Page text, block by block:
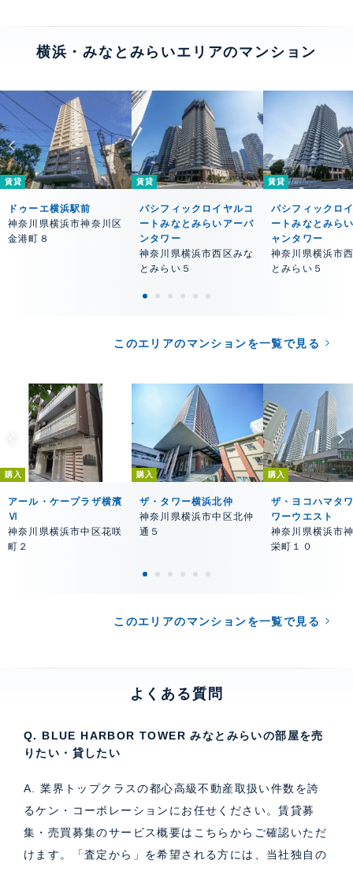
横浜・みなとみらいエリアのマンション
賃貸
ドゥーエ横浜駅前
神奈川県横浜市神奈川区
金港町８
賃貸
パシフィックロイヤルコ
ートみなとみらいアーバ
ンタワー
神奈川県横浜市西区みな
とみらい５
賃貸
パシフィックロ
ートみなとみら
ャンタワー
神奈川県横浜市
とみらい５
このエリアのマンションを一覧で見る
購入
アール・ケープラザ横濱
Ⅵ
神奈川県横浜市中区花咲
町２
購入
ザ・タワー横浜北仲
神奈川県横浜市中区北仲
通５
購入
ザ・ヨコハマタ
ワーウエスト
神奈川県横浜市
栄町１０
このエリアのマンションを一覧で見る
よくある質問
Q. BLUE HARBOR TOWER みなとみらいの部屋を売
りたい・貸したい
A. 業界トップクラスの都心高級不動産取扱い件数を誇
るケン・コーポレーションにお任せください。賃貸募
集・売買募集のサービス概要はこちら からご確認いただ
けます。「査定から」を希望される方には、当社独自の